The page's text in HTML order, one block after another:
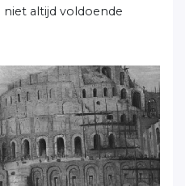
altijd voldoende